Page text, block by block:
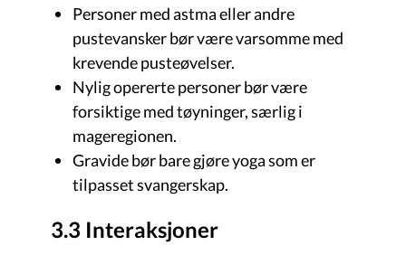
Personer med astma eller andre
pustevansker bør være varsomme med
krevende pusteøvelser.
Nylig opererte personer bør være
forsiktige med tøyninger, særlig i
mageregionen.
Gravide bør bare gjøre yoga som er
tilpasset svangerskap.
3.3 Interaksjoner